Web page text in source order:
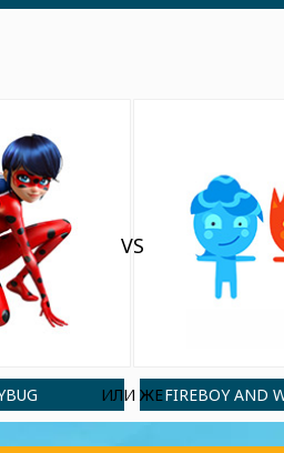
May, 6:29 pm)
(24 May, 6:35 pm)
toilet
toilet it is nice
VS
ИЛИ ЖЕFIREBOY AND